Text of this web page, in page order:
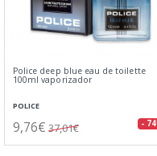
Police deep blue eau de toilette
100ml vaporizador
POLICE
9,76€ 37,01€ -